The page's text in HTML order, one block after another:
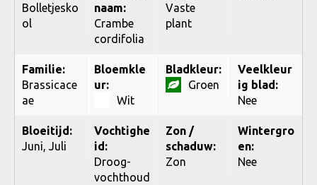
Bolletjesko
ol
naam:
Crambe
cordifolia
Vaste
plant
Familie:
Brassicace
ae
Bloemkle
ur:
Wit
Bladkleur:
Groen
Veelkleur
ig blad:
Nee
Bloeitijd:
Juni, Juli
Vochtighe
id:
Droog-
vochthoud
Zon /
schaduw:
Zon
Wintergro
en:
Nee